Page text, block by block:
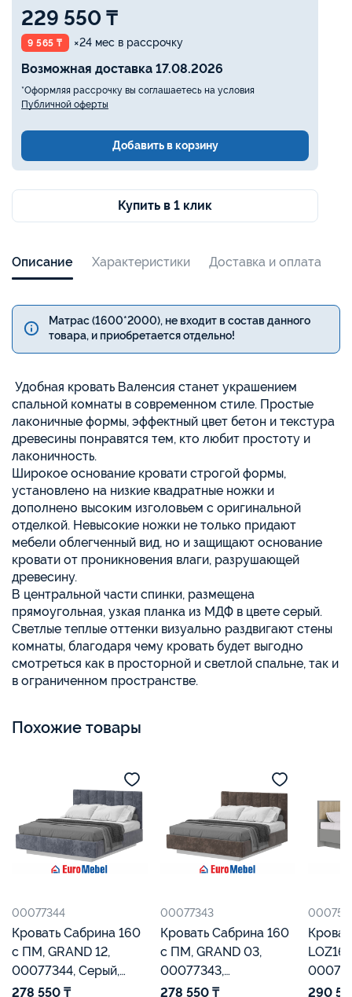
229 550 ₸
9 565 ₸ ×24 мес в рассрочку
Возможная доставка 17.08.2026
*Оформляя рассрочку вы соглашаетесь на условия
Публичной оферты
Добавить в корзину
Купить в 1 клик
Описание Характеристики Доставка и оплата
Матрас (1600*2000), не входит в состав данного
товара, и приобретается отдельно!
Удобная кровать Валенсия станет украшением
спальной комнаты в современном стиле. Простые
лаконичные формы, эффектный цвет бетон и текстура
древесины понравятся тем, кто любит простоту и
лаконичность.
Широкое основание кровати строгой формы,
установлено на низкие квадратные ножки и
дополнено высоким изголовьем с оригинальной
отделкой. Невысокие ножки не только придают
мебели облегченный вид, но и защищают основание
кровати от проникновения влаги, разрушающей
древесину.
В центральной части спинки, размещена
прямоугольная, узкая планка из МДФ в цвете серый.
Светлые теплые оттенки визуально раздвигают стены
комнаты, благодаря чему кровать будет выгодно
смотреться как в просторной и светлой спальне, так и
в ограниченном пространстве.
Похожие товары
00077344
Кровать Сабрина 160
с ПМ, GRAND 12,
00077344, Серый,
Евромебель
278 550 ₸
00077343
Кровать Сабрина 160
с ПМ, GRAND 03,
00077343,
Коричневый,
278 550 ₸ 290